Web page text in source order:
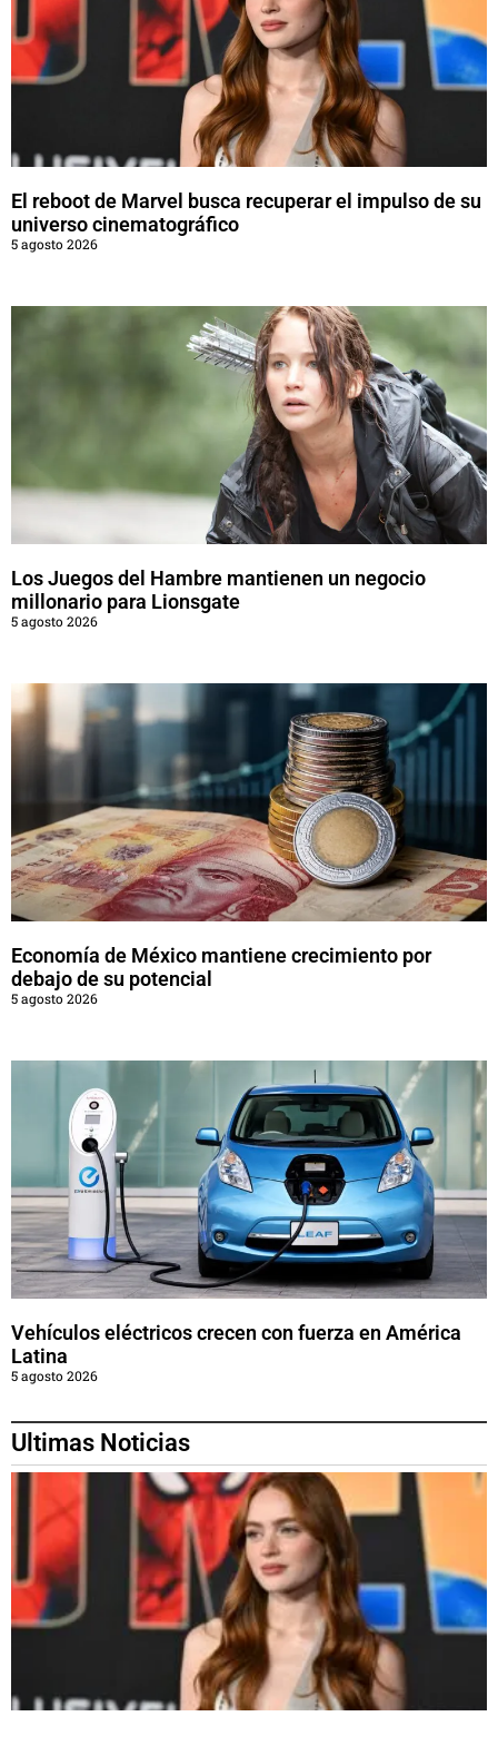
El reboot de Marvel busca recuperar el impulso de su
universo cinematográfico
5 agosto 2026
Los Juegos del Hambre mantienen un negocio
millonario para Lionsgate
5 agosto 2026
Economía de México mantiene crecimiento por
debajo de su potencial
5 agosto 2026
Vehículos eléctricos crecen con fuerza en América
Latina
5 agosto 2026
Ultimas Noticias